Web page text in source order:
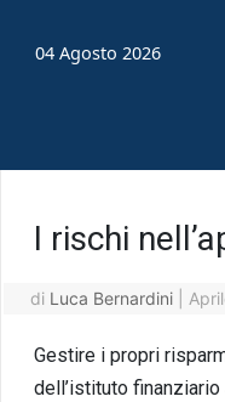
04 Agosto 2026
I rischi
di Luca Bernardini
Gestire i propri
dell’istituto